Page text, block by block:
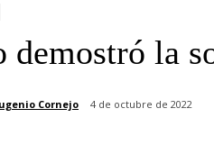
demostró la
Cornejo 4 de octubre de 2022